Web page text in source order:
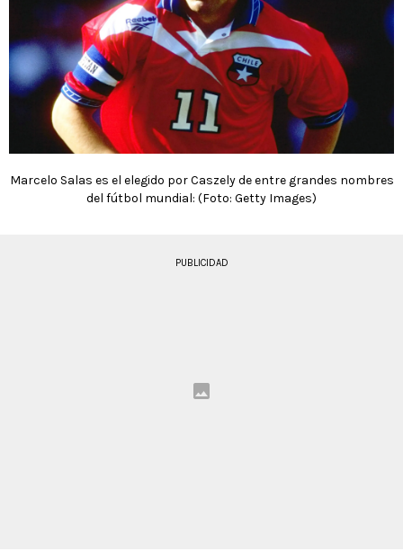
Marcelo Salas es el elegido por Caszely de entre grandes nombres
del fútbol mundial: (Foto: Getty Images)
PUBLICIDAD